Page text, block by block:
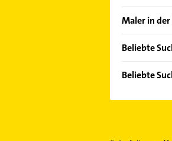
Altenfurt
Fischbach
Gaulnhofen
Gebersdorf
Maler in
Stein
Zirndorf
Beliebte
Lackiererei
Gartenbau
Beliebte